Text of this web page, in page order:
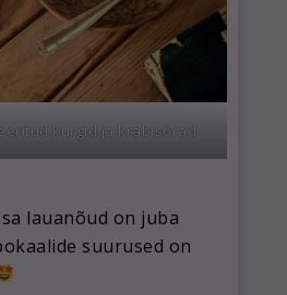
kurgid ja krabisõrad
lauanõud on juba
suurused on